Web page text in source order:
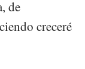
de
creceré